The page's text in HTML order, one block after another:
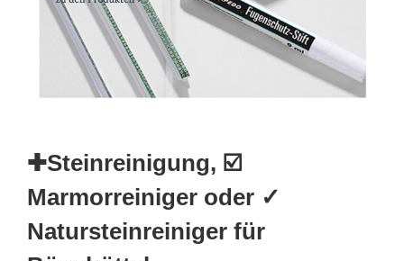
✚Steinreinigung, ☑️
Marmorreiniger oder ✓
Natursteinreiniger für